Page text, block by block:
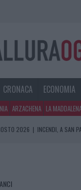
CRONACA ECONOMIA
ARZACHENA LA
2026 | INCENDI, A SAN
CONTROLLI ALL’AEROPORTO DI